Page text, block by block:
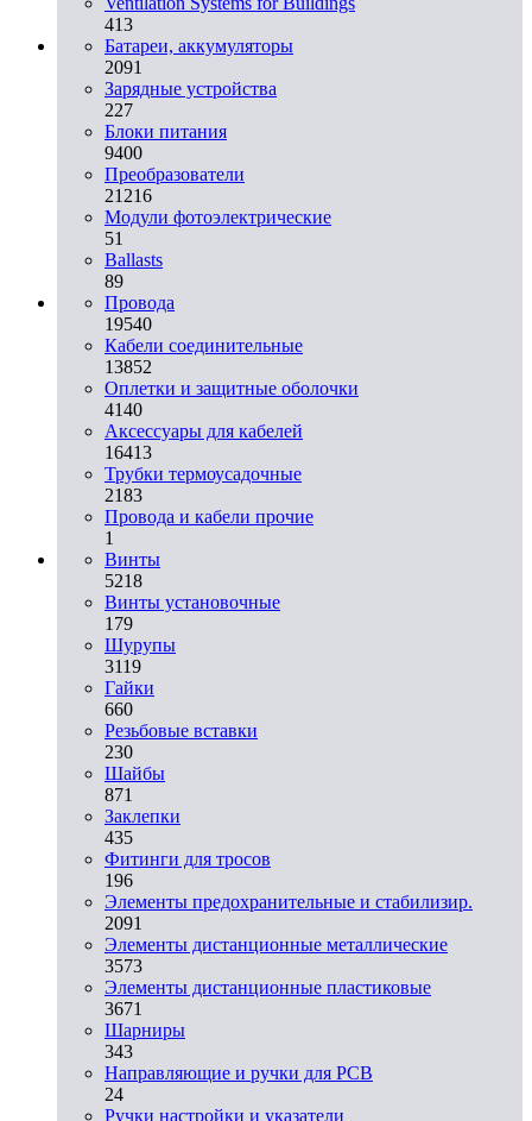
413
Батареи, аккумуляторы
2091
Зарядные устройства
227
Блоки питания
9400
Преобразователи
21216
Модули фотоэлектрические
51
Ballasts
89
Провода
19540
Кабели соединительные
13852
Оплетки и защитные оболочки
4140
Аксессуары для кабелей
16413
Трубки термоусадочные
2183
Провода и кабели прочие
1
Винты
5218
Винты установочные
179
Шурупы
3119
Гайки
660
Резьбовые вставки
230
Шайбы
871
Заклепки
435
Фитинги для тросов
196
Элементы предохранительные и стабилизир.
2091
Элементы дистанционные металлические
3573
Элементы дистанционные пластиковые
3671
Шарниры
343
Направляющие и ручки для PCB
24
Ручки настройки и указатели